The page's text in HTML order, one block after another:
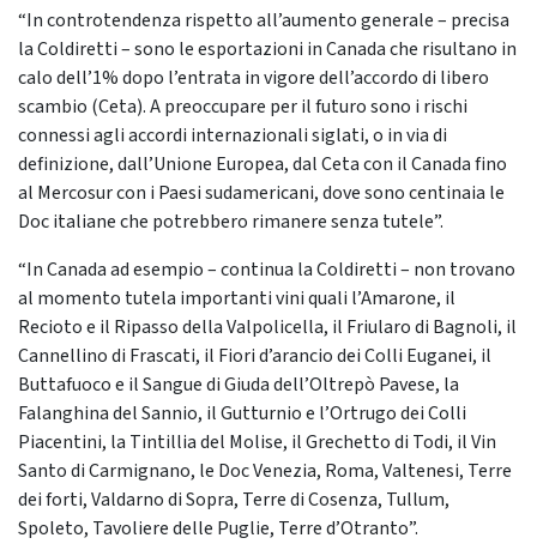
“In controtendenza rispetto all’aumento generale – precisa
la Coldiretti – sono le esportazioni in Canada che risultano in
calo dell’1% dopo l’entrata in vigore dell’accordo di libero
scambio (Ceta). A preoccupare per il futuro sono i rischi
connessi agli accordi internazionali siglati, o in via di
definizione, dall’Unione Europea, dal Ceta con il Canada fino
al Mercosur con i Paesi sudamericani, dove sono centinaia le
Doc italiane che potrebbero rimanere senza tutele”.
“In Canada ad esempio – continua la Coldiretti – non trovano
al momento tutela importanti vini quali l’Amarone, il
Recioto e il Ripasso della Valpolicella, il Friularo di Bagnoli, il
Cannellino di Frascati, il Fiori d’arancio dei Colli Euganei, il
Buttafuoco e il Sangue di Giuda dell’Oltrepò Pavese, la
Falanghina del Sannio, il Gutturnio e l’Ortrugo dei Colli
Piacentini, la Tintillia del Molise, il Grechetto di Todi, il Vin
Santo di Carmignano, le Doc Venezia, Roma, Valtenesi, Terre
dei forti, Valdarno di Sopra, Terre di Cosenza, Tullum,
Spoleto, Tavoliere delle Puglie, Terre d’Otranto”.